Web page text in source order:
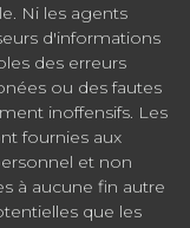
Ni les agents
d'informations
des erreurs
ou des fautes
inoffensifs. Les
fournies aux
et non
à aucune fin autre
que les